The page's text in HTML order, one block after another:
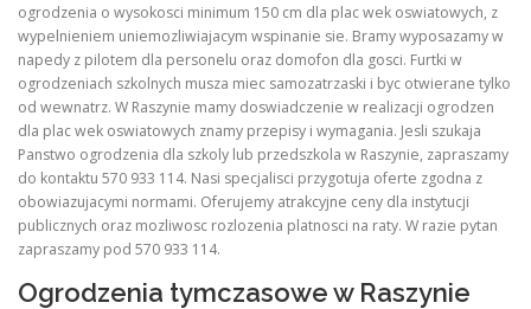
ogrodzenia o wysokosci minimum 150 cm dla plac wek oswiatowych, z
wypelnieniem uniemozliwiajacym wspinanie sie. Bramy wyposazamy w
napedy z pilotem dla personelu oraz domofon dla gosci. Furtki w
ogrodzeniach szkolnych musza miec samozatrzaski i byc otwierane tylko
od wewnatrz. W Raszynie mamy doswiadczenie w realizacji ogrodzen
dla plac wek oswiatowych znamy przepisy i wymagania. Jesli szukaja
Panstwo ogrodzenia dla szkoly lub przedszkola w Raszynie, zapraszamy
do kontaktu 570 933 114. Nasi specjalisci przygotuja oferte zgodna z
obowiazujacymi normami. Oferujemy atrakcyjne ceny dla instytucji
publicznych oraz mozliwosc rozlozenia platnosci na raty. W razie pytan
zapraszamy pod 570 933 114.
Ogrodzenia tymczasowe w Raszynie